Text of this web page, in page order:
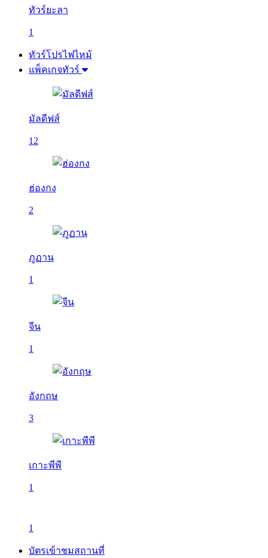
ทัวร์ยะลา
1
ทัวร์โปรไฟไหม้
แพ็คเกจทัวร์
มัลดีฟส์
12
ฮ่องกง
2
ภูฏาน
1
จีน
1
อังกฤษ
3
เกาะพีพี
1
1
บัตรเข้าชมสถานที่